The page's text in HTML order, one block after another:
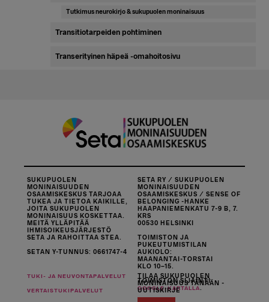
Tutkimus neurokirjo & sukupuolen moninaisuus
Transitiotarpeiden pohtiminen
Transerityinen häpeä -omahoitosivu
SUKUPUOLEN
MONINAISUUDEN
OSAAMISKESKUS TARJOAA
TUKEA JA TIETOA KAIKILLE,
JOITA SUKUPUOLEN
MONINAISUUS KOSKETTAA.
MEITÄ YLLÄPITÄÄ
IHMISOIKEUSJÄRJESTÖ
SETA JA RAHOITTAA STEA.
SETAN Y-TUNNUS: 0661747-4
SETA RY / SUKUPUOLEN
MONINAISUUDEN
OSAAMISKESKUS / SENSE OF
BELONGING -HANKE
HAAPANIEMENKATU 7-9 B, 7.
KRS
00530 HELSINKI
TOIMISTON JA
PUKEUTUMISTILAN
AUKIOLO:
MAANANTAI-TORSTAI
KLO 10–15.
TOIMISTON SIJAINTI
GOOGLE-KARTALLA.
TUKI- JA NEUVONTAPALVELUT
VERTAISTUKIPALVELUT
TILAA SUKUPUOLEN
MONINAISUUS TÄNÄÄN -
UUTISKIRJE